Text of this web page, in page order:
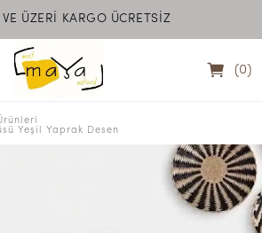
ÜZERİ KARGO ÜCRETSİZ
MEET MAYA
(0)
Yeşil Yaprak Desen